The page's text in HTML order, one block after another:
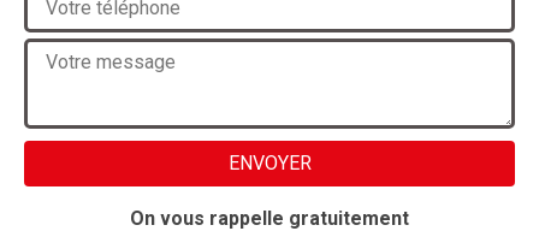
On vous rappelle gratuitement